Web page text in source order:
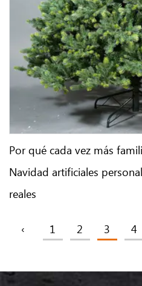
Por qué cada vez más
Navidad artificiales
reales
‹ 1 2 3 4